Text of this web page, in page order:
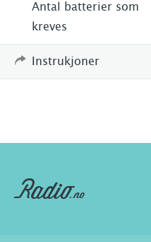
Antal batterier som
kreves
Instrukjoner